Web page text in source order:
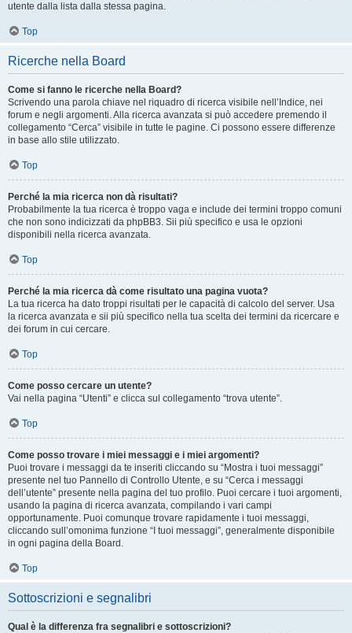
utente dalla lista dalla stessa pagina.
Top
Ricerche nella Board
Come si fanno le ricerche nella Board?
Scrivendo una parola chiave nel riquadro di ricerca visibile nell’Indice, nei
forum e negli argomenti. Alla ricerca avanzata si può accedere premendo il
collegamento “Cerca” visibile in tutte le pagine. Ci possono essere differenze
in base allo stile utilizzato.
Top
Perché la mia ricerca non dà risultati?
Probabilmente la tua ricerca è troppo vaga e include dei termini troppo comuni
che non sono indicizzati da phpBB3. Sii più specifico e usa le opzioni
disponibili nella ricerca avanzata.
Top
Perché la mia ricerca dà come risultato una pagina vuota?
La tua ricerca ha dato troppi risultati per le capacità di calcolo del server. Usa
la ricerca avanzata e sii più specifico nella tua scelta dei termini da ricercare e
dei forum in cui cercare.
Top
Come posso cercare un utente?
Vai nella pagina “Utenti” e clicca sul collegamento “trova utente”.
Top
Come posso trovare i miei messaggi e i miei argomenti?
Puoi trovare i messaggi da te inseriti cliccando su “Mostra i tuoi messaggi”
presente nel tuo Pannello di Controllo Utente, e su “Cerca i messaggi
dell’utente” presente nella pagina del tuo profilo. Puoi cercare i tuoi argomenti,
usando la pagina di ricerca avanzata, compilando i vari campi
opportunamente. Puoi comunque trovare rapidamente i tuoi messaggi,
cliccando sull’omonima funzione “I tuoi messaggi”, generalmente disponibile
in ogni pagina della Board.
Top
Sottoscrizioni e segnalibri
Qual è la differenza fra segnalibri e sottoscrizioni?